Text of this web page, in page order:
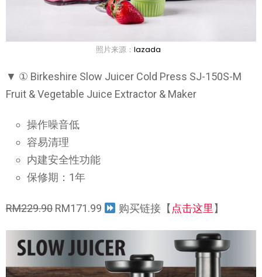
照片来源： lazada
▼ ① Birkeshire Slow Juicer Cold Press SJ-150S-M
Fruit & Vegetable Juice Extractor & Maker
操作噪音低
容易清理
内建安全性功能
保修期：1年
RM229.90 RM171.99 购买链接【 点击这里 】